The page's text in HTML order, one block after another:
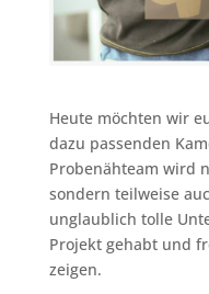
Heute möchten wir
dazu passenden
Probenähteam wird
sondern teilweise
unglaublich tolle
Projekt gehabt und
zeigen.